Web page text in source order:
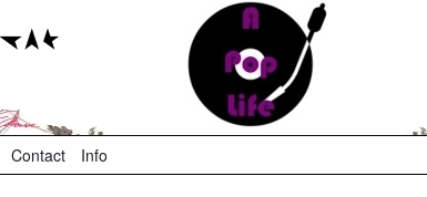
Contact Info